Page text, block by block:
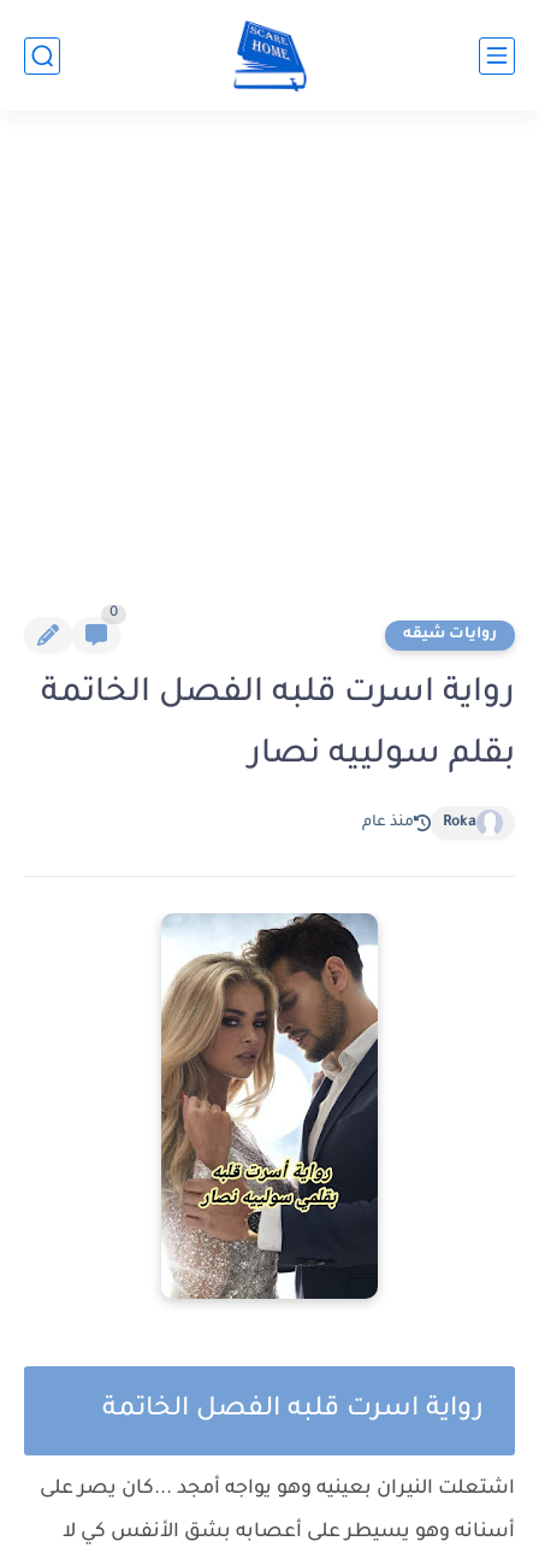
روايات شيقه
0
رواية اسرت قلبه الفصل الخاتمة
بقلم سولييه نصار
Roka منذ عام
رواية اسرت قلبه الفصل الخاتمة
اشتعلت النيران بعينيه وهو يواجه أمجد ...كان يصر على
أسنانه وهو يسيطر على أعصابه بشق الأنفس كي لا